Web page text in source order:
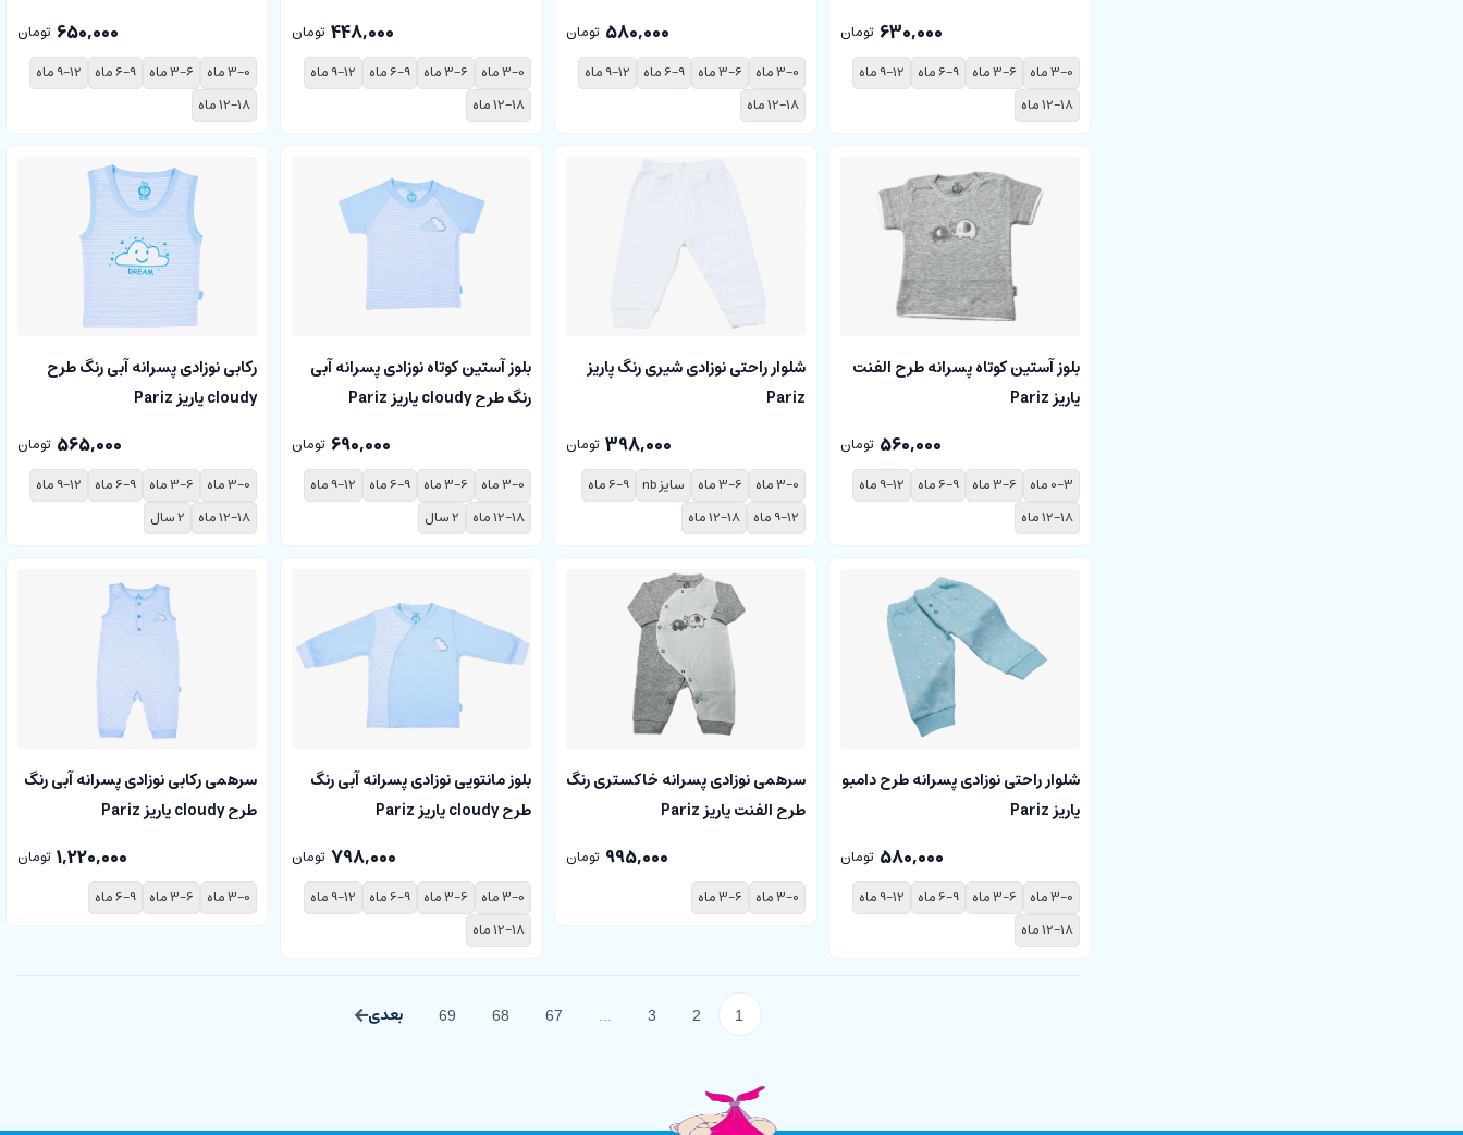
630,000 تومان
3-0 ماه
3-6 ماه 6-9 ماه
9-12 ماه
12-18 ماه
580,000 تومان
3-0 ماه
3-6 ماه 6-9 ماه
9-12 ماه
12-18 ماه
448,000 تومان
3-0 ماه
3-6 ماه 6-9 ماه
9-12 ماه
12-18 ماه
650,000 تومان
3-0 ماه
3-6 ماه 6-9 ماه
9-12 ماه
12-18 ماه
بلوز آستین کوتاه پسرانه طرح الفنت
پاریز Pariz
560,000 تومان
0-3 ماه
3-6 ماه 6-9 ماه
9-12 ماه
12-18 ماه
شلوار راحتی نوزادی شیری رنگ پاریز
Pariz
398,000 تومان
3-0 ماه
3-6 ماه سایز nb
6-9 ماه
9-12 ماه
12-18 ماه
بلوز آستین کوتاه نوزادی پسرانه آبی
رنگ طرح cloudy پاریز Pariz
690,000 تومان
3-0 ماه
3-6 ماه 6-9 ماه
9-12 ماه
12-18 ماه
2 سال
رکابی نوزادی پسرانه آبی رنگ طرح
cloudy پاریز Pariz
565,000 تومان
3-0 ماه
3-6 ماه 6-9 ماه
9-12 ماه
12-18 ماه
2 سال
شلوار راحتی نوزادی پسرانه طرح دامبو
پاریز Pariz
580,000 تومان
3-0 ماه
3-6 ماه 6-9 ماه
9-12 ماه
12-18 ماه
سرهمی نوزادی پسرانه خاکستری رنگ
طرح الفنت پاریز Pariz
995,000 تومان
3-0 ماه
3-6 ماه
بلوز مانتویی نوزادی پسرانه آبی رنگ
طرح cloudy پاریز Pariz
798,000 تومان
3-0 ماه
3-6 ماه 6-9 ماه
9-12 ماه
12-18 ماه
سرهمی رکابی نوزادی پسرانه آبی رنگ
طرح cloudy پاریز Pariz
1,220,000 تومان
3-0 ماه
3-6 ماه 6-9 ماه
1
2
3
67
68
69